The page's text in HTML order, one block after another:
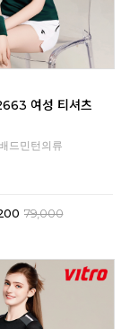
여성 티셔츠
드민턴의류
79,000